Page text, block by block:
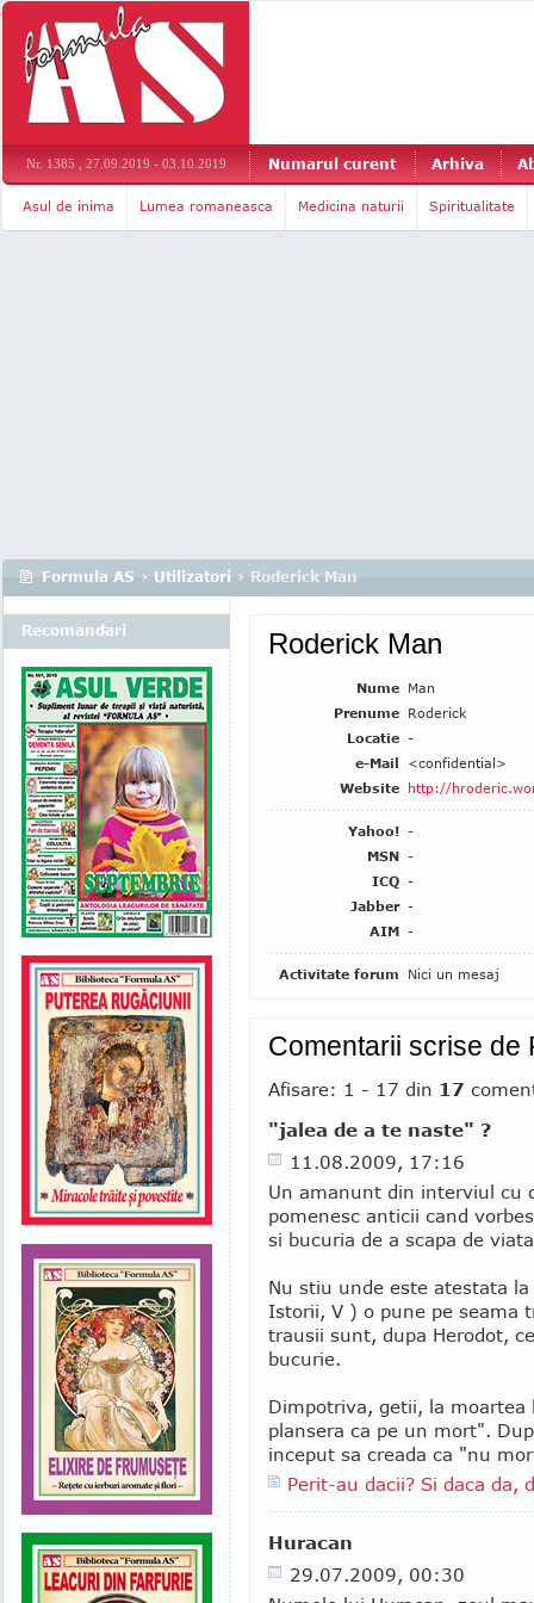
Nr. 1385 , 27.09.2019 - 03.10.2019 Numarul curent Arhiva
Asul de inima Lumea romaneasca Medicina naturii Spiritualitate
Formula AS › Utilizatori › Roderick Man
Roderick Man
Nume
Man
Prenume
Roderick
Locatie -
e-Mail
<confidential>
Website
http://
Yahoo! -
MSN -
ICQ -
Jabber -
AIM -
Activitate forum Nici un mesaj
Comentarii scrise de
Afisare: 1 - 17 din 17
"jalea de a te naste" ?
11.08.2009, 17:16
Un amanunt din interviul cu
pomenesc anticii cand
si bucuria de a scapa de
Nu stiu unde este atestata
Istorii, V ) o pune pe seama
trausii sunt, dupa Herodot,
bucurie.
Dimpotriva, getii, la
plansera ca pe un mort".
inceput sa creada ca "nu
Perit-au dacii? Si daca da,
Huracan
29.07.2009, 00:30
Recomandari